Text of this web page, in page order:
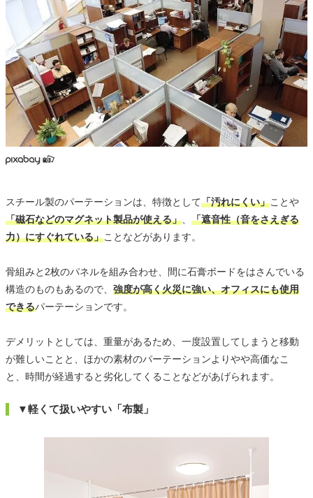
スチール製のパーテーションは、特徴として「汚れにくい」ことや
「磁石などのマグネット製品が使える」、 「遮音性（音をさえぎる
力）にすぐれている」ことなどがあります。
骨組みと2枚のパネルを組み合わせ、間に石膏ボードをはさんでいる
構造のものもあるので、 強度が高く火災に強い、オフィスにも使用
できるパーテーションです。
デメリットとしては、重量があるため、一度設置してしまうと移動
が難しいことと、ほかの素材のパーテーションよりやや高価なこ
と、時間が経過すると劣化してくることなどがあげられます。
▼軽くて扱いやすい「布製」